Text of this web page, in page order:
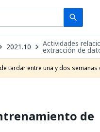
search
Search
2021.10 Actividades
extracción de
tardar entre una y dos
de